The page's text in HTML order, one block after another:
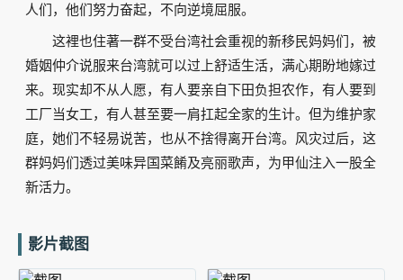
人们，他们努力奋起，不向逆境屈服。
这裡也住著一群不受台湾社会重视的新移民妈妈们，被
婚姻仲介说服来台湾就可以过上舒适生活，满心期盼地嫁过
来。现实却不从人愿，有人要亲自下田负担农作，有人要到
工厂当女工，有人甚至要一肩扛起全家的生计。但为维护家
庭，她们不轻易说苦，也从不捨得离开台湾。风灾过后，这
群妈妈们透过美味异国菜餚及亮丽歌声，为甲仙注入一股全
新活力。
影片截图